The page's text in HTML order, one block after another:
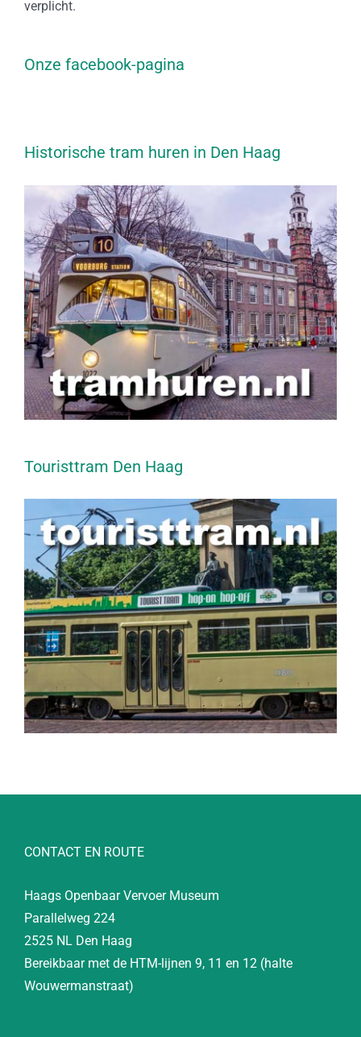
verplicht.
Onze facebook-pagina
Historische tram huren in Den Haag
Touristtram Den Haag
CONTACT EN ROUTE
Haags Openbaar Vervoer Museum
Parallelweg 224
2525 NL Den Haag
Bereikbaar met de HTM-lijnen 9, 11 en 12 (halte
Wouwermanstraat)